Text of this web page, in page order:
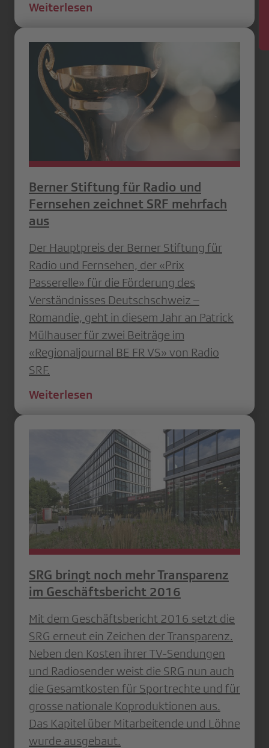
Weiterlesen
Berner Stiftung für Radio und
Fernsehen zeichnet SRF mehrfach
aus
Der Hauptpreis der Berner Stiftung für
Radio und Fernsehen, der «Prix
Passerelle» für die Förderung des
Verständnisses Deutschschweiz –
Romandie, geht in diesem Jahr an Patrick
Mülhauser für zwei Beiträge im
«Regionaljournal BE FR VS» von Radio
SRF.
Weiterlesen
SRG bringt noch mehr Transparenz
im Geschäftsbericht 2016
Mit dem Geschäftsbericht 2016 setzt die
SRG erneut ein Zeichen der Transparenz.
Neben den Kosten ihrer TV-Sendungen
und Radiosender weist die SRG nun auch
die Gesamtkosten für Sportrechte und für
grosse nationale Koproduktionen aus.
Das Kapitel über Mitarbeitende und Löhne
wurde ausgebaut.